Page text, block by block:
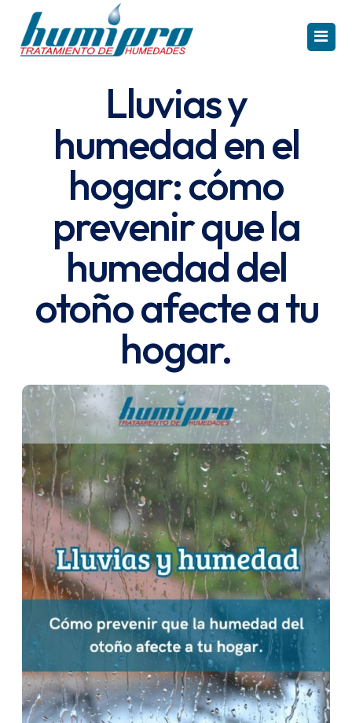
CAPILARIDAD
CONDENSACIÓN
FILTRACIÓN
PRODUCTOS
Solución Capilaridad
Electroosmosis Humipro HR
Solución Condensación
Unidad Ventilación Humipro 2.001
Unidad Ventilación Humipro 2.002
REFERENCIAS
¿Quieres ser Distribuidor?
Quitar, Eliminar y Reparar Humedades
Electroósmosis Inalámbrica
Unidad Ventilación Inteligente 2.001
Unidad Ventilación Inteligente 2.002
CONTACTO
Lluvias y
humedad en el
hogar: cómo
prevenir que la
humedad del
otoño afecte a tu
hogar.